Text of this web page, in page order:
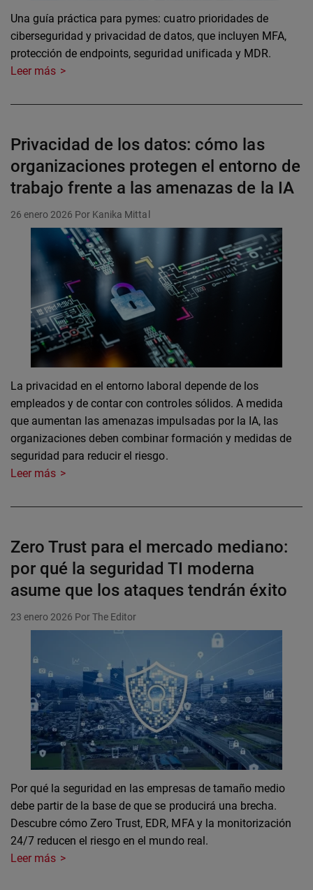
Una guía práctica para pymes: cuatro prioridades de
ciberseguridad y privacidad de datos, que incluyen MFA,
protección de endpoints, seguridad unificada y MDR.
Leer más
Privacidad de los datos: cómo las
organizaciones protegen el entorno de
trabajo frente a las amenazas de la IA
26 enero 2026 Por Kanika Mittal
La privacidad en el entorno laboral depende de los
empleados y de contar con controles sólidos. A medida
que aumentan las amenazas impulsadas por la IA, las
organizaciones deben combinar formación y medidas de
seguridad para reducir el riesgo.
Leer más
Zero Trust para el mercado mediano:
por qué la seguridad TI moderna
asume que los ataques tendrán éxito
23 enero 2026 Por The Editor
Por qué la seguridad en las empresas de tamaño medio
debe partir de la base de que se producirá una brecha.
Descubre cómo Zero Trust, EDR, MFA y la monitorización
24/7 reducen el riesgo en el mundo real.
Leer más